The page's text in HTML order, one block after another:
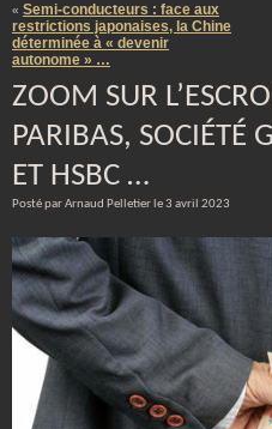
« Semi-conducteurs : face aux
restrictions japonaises, la Chine
déterminée à « devenir
autonome » …
ZOOM SUR
PARIBAS, SOCIÉTÉ
ET HSBC …
Posté par Arnaud Pelletier le 3 avril 2023